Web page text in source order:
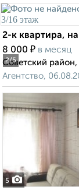
2/5
2-к квартира,
8 000 ₽ в месяц
Советский
Агентство,
5